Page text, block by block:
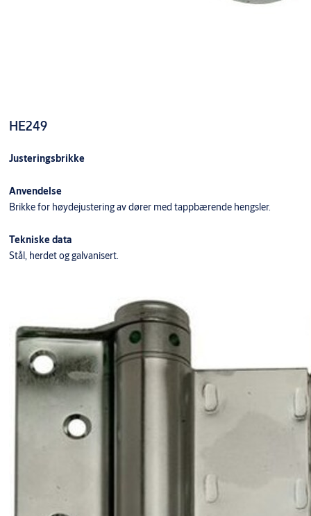
HE249
Justeringsbrikke
Anvendelse
Brikke for høydejustering av dører med tappbærende hengsler.
Tekniske data
Stål, herdet og galvanisert.